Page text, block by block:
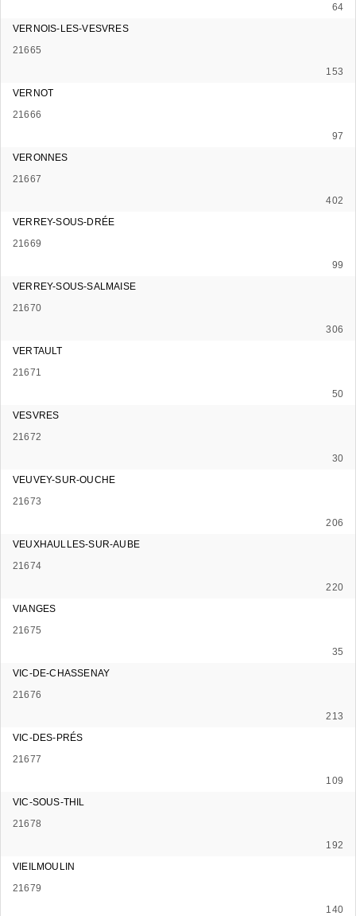
64
VERNOIS-LES-VESVRES
21665
153
VERNOT
21666
97
VERONNES
21667
402
VERREY-SOUS-DRÉE
21669
99
VERREY-SOUS-SALMAISE
21670
306
VERTAULT
21671
50
VESVRES
21672
30
VEUVEY-SUR-OUCHE
21673
206
VEUXHAULLES-SUR-AUBE
21674
220
VIANGES
21675
35
VIC-DE-CHASSENAY
21676
213
VIC-DES-PRÉS
21677
109
VIC-SOUS-THIL
21678
192
VIEILMOULIN
21679
140